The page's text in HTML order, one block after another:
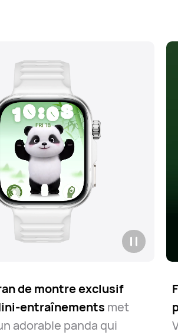
de montre exclusif
entraînements met
adorable panda qui